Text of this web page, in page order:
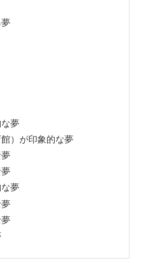
夢
）が印象的な夢
夢